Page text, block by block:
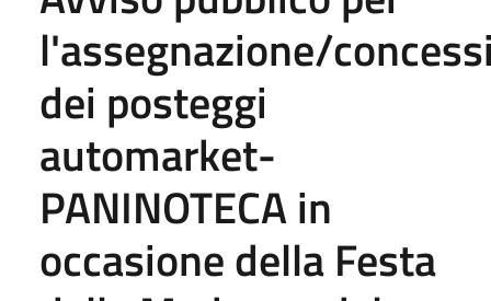
l'assegnazione/
dei posteggi
automarket-
PANINOTECA in
occasione della Festa